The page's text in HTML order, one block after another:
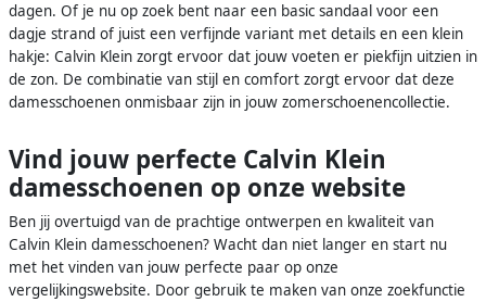
dagen. Of je nu op zoek bent naar een basic sandaal voor een
dagje strand of juist een verfijnde variant met details en een klein
hakje: Calvin Klein zorgt ervoor dat jouw voeten er piekfijn uitzien in
de zon. De combinatie van stijl en comfort zorgt ervoor dat deze
damesschoenen onmisbaar zijn in jouw zomerschoenencollectie.
Vind jouw perfecte Calvin Klein
damesschoenen op onze website
Ben jij overtuigd van de prachtige ontwerpen en kwaliteit van
Calvin Klein damesschoenen? Wacht dan niet langer en start nu
met het vinden van jouw perfecte paar op onze
vergelijkingswebsite. Door gebruik te maken van onze zoekfunctie